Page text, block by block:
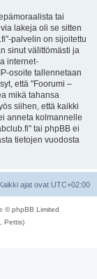
tai
lakeja oli se sitten
palvelin on sijoitettu
sinut välittömästi ja
internet-
osoite tallennetaan
että "Foorumi –
mikä tahansa
siihen, että kaikki
anneta kolmannelle
tai phpBB ei
tietojen vuodosta
ajat ovat UTC+02:00
© phpBB Limited
Pettis)